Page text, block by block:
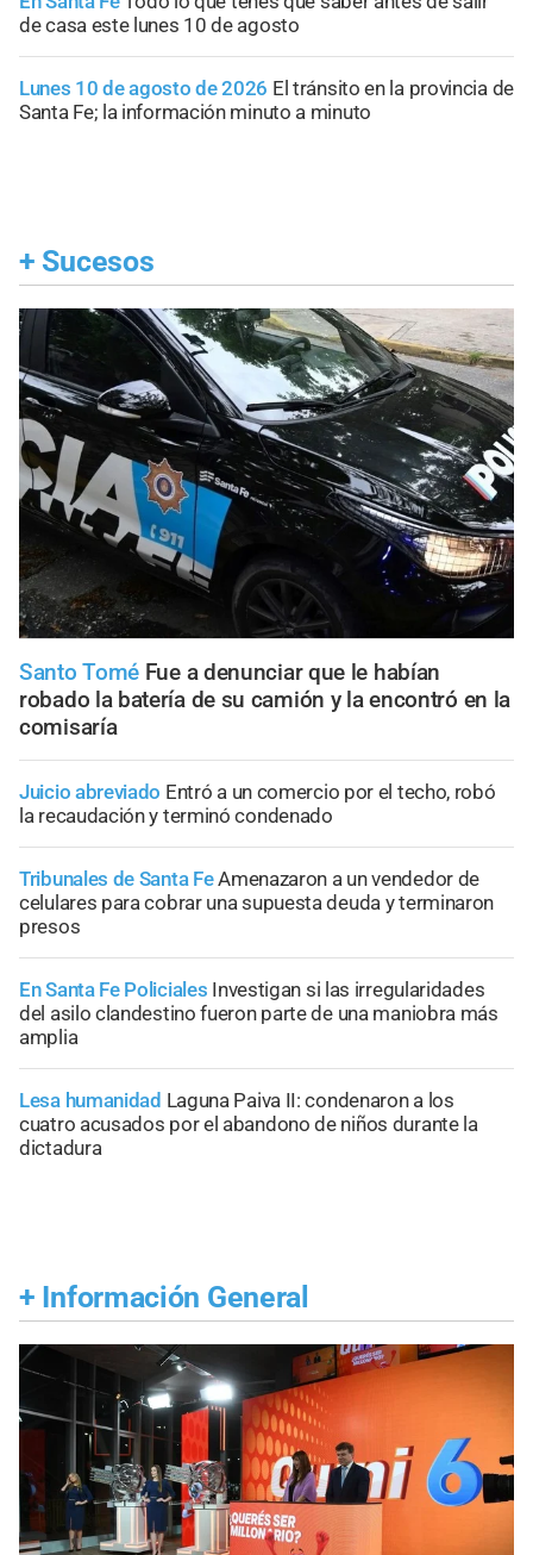
de casa este lunes 10 de agosto
Lunes 10 de agosto de 2026 El tránsito en la provincia de
Santa Fe; la información minuto a minuto
+ Sucesos
Santo Tomé Fue a denunciar que le habían
robado la batería de su camión y la encontró en la
comisaría
Juicio abreviado Entró a un comercio por el techo, robó
la recaudación y terminó condenado
Tribunales de Santa FeAmenazaron a un vendedor de
celulares para cobrar una supuesta deuda y terminaron
presos
En Santa Fe Policiales Investigan si las irregularidades
del asilo clandestino fueron parte de una maniobra más
amplia
Lesa humanidad Laguna Paiva II: condenaron a los
cuatro acusados por el abandono de niños durante la
dictadura
+ Información General